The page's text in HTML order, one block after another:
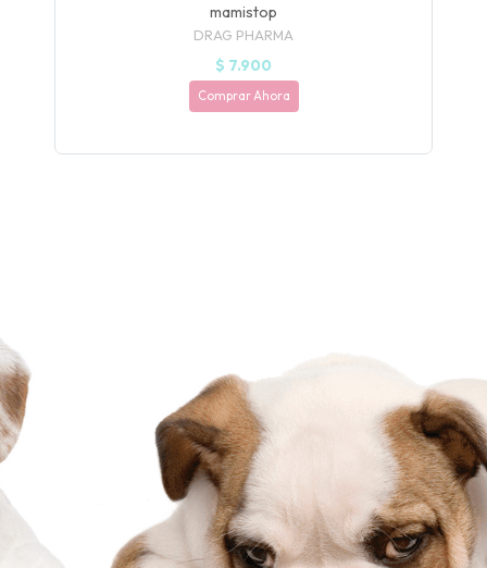
mamistop
DRAG PHARMA
$ 7.900
Comprar Ahora